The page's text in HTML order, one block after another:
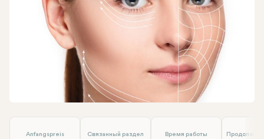
WhatsApp
Электронная почта
Anfangspreis Связанный раздел Время работы